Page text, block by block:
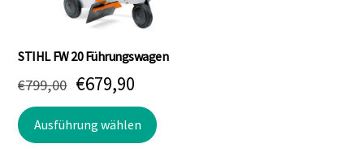
STIHL FW 20 Führungswagen
€799,00 Ursprünglicher
Preis
war:
€679,90Aktueller
Preis
ist:
Ausführung wählen
Dieses
Produkt